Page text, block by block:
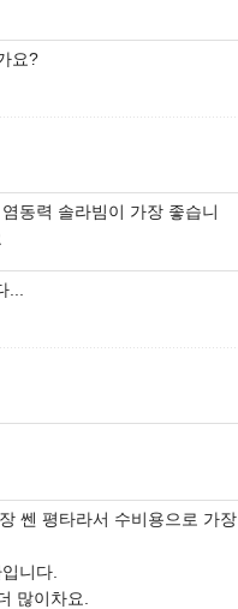
요?
동력 솔라빔이 가장 좋습니
쎈 평타라서 수비용으로 가장
니다.
많이차요.